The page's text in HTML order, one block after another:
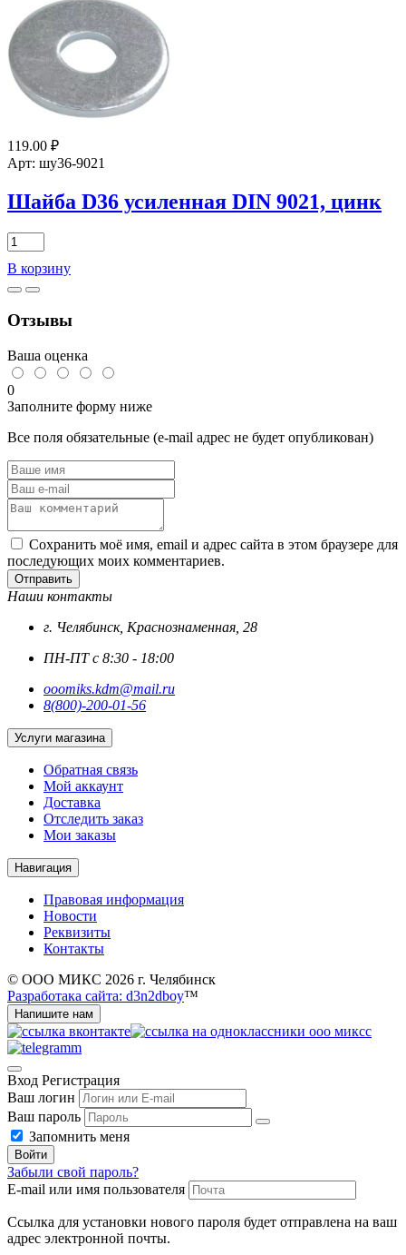
усиленная
DIN
9021,
цинк
119.00 ₽
Арт: шу36-9021
Шайба D36 усиленная DIN 9021, цинк
Количество
товара
Шайба
D36
DIN
цинк
В корзину
Отзывы
Ваша оценка
0
Заполните форму ниже
Все поля обязательные (e-mail адрес не будет опубликован)
Сохранить моё имя, email и адрес сайта в этом браузере для
последующих моих комментариев.
Отправить
Наши контакты
г. Челябинск, Краснознаменная, 28
ПН-ПТ с 8:30 - 18:00
ooomiks.kdm@mail.ru
8(800)-200-01-56
Услуги магазина
Обратная связь
Мой аккаунт
Доставка
Отследить заказ
Мои заказы
Навигация
Правовая информация
Новости
Реквизиты
Контакты
© ООО МИКС 2026 г. Челябинск
Разработака сайта: d3n2dboy™
Напишите нам
Вход Регистрация
Ваш логин
Ваш пароль
Запомнить меня
Войти
Забыли свой пароль?
E-mail или имя пользователя
Ссылка для установки нового пароля будет отправлена ​​на ваш
адрес электронной почты.